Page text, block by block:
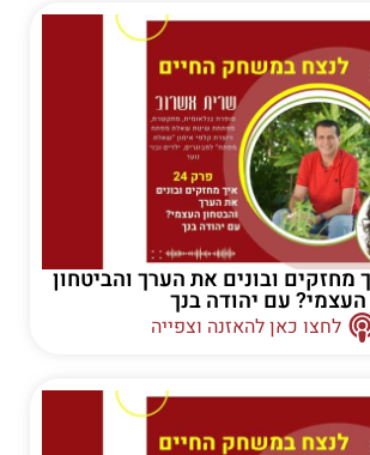
– איך מחזקים ובונים את הערך והביטחון
העצמי? עם יהודה בנך
לחצו כאן להאזנה וצפייה